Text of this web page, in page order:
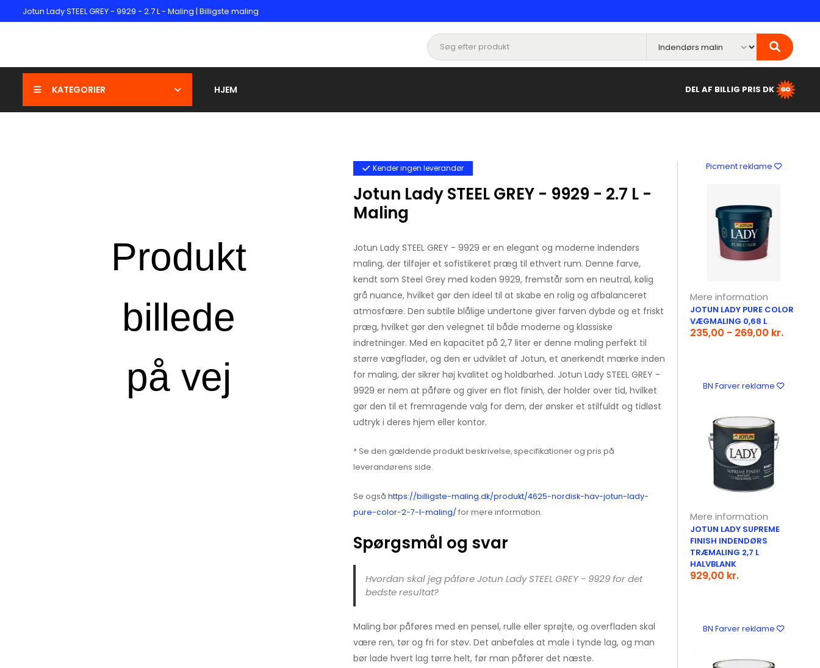
Jotun Lady STEEL GREY - 9929 - 2.7 L - Maling | Billigste maling
KATEGORIER HJEM DEL AF BILLIG PRIS DK
Kender ingen leverandør
Jotun Lady STEEL GREY - 9929 - 2.7 L -
Maling
Jotun Lady STEEL GREY - 9929 er en elegant og moderne indendørs
maling, der tilføjer et sofistikeret præg til ethvert rum. Denne farve,
kendt som Steel Grey med koden 9929, fremstår som en neutral, kølig
grå nuance, hvilket gør den ideel til at skabe en rolig og afbalanceret
atmosfære. Den subtile blålige undertone giver farven dybde og et friskt
præg, hvilket gør den velegnet til både moderne og klassiske
indretninger. Med en kapacitet på 2,7 liter er denne maling perfekt til
større vægflader, og den er udviklet af Jotun, et anerkendt mærke inden
for maling, der sikrer høj kvalitet og holdbarhed. Jotun Lady STEEL GREY -
9929 er nem at påføre og giver en flot finish, der holder over tid, hvilket
gør den til et fremragende valg for dem, der ønsker et stilfuldt og tidløst
udtryk i deres hjem eller kontor.
* Se den gældende produkt beskrivelse, specifikationer og pris på
leverandørens side.
Se også https://billigste-maling.dk/produkt/4625-nordisk-hav-jotun-lady-
pure-color-2-7-l-maling/ for mere information.
Spørgsmål og svar
Hvordan skal jeg påføre Jotun Lady STEEL GREY - 9929 for det
bedste resultat?
Maling bør påføres med en pensel, rulle eller sprøjte, og overfladen skal
være ren, tør og fri for støv. Det anbefales at male i tynde lag, og man
bør lade hvert lag tørre helt, før man påfører det næste.
Picment reklame
Mere information
JOTUN LADY PURE COLOR
VÆGMALING 0,68 L
235,00 - 269,00 kr.
BN Farver reklame
Mere information
JOTUN LADY SUPREME
FINISH INDENDØRS
TRÆMALING 2,7 L
HALVBLANK
929,00 kr.
BN Farver reklame